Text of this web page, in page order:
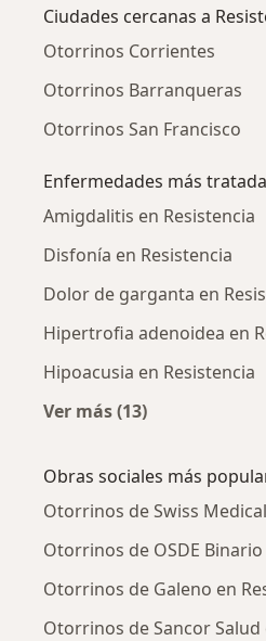
Ciudades cercanas a
Otorrinos Corrientes
Otorrinos Barranqueras
Otorrinos San Francisco
Enfermedades más
Amigdalitis en Resistencia
Disfonía en Resistencia
Dolor de garganta en
Hipertrofia adenoidea en
Hipoacusia en Resistencia
Ver más (13)
Obras sociales más
Otorrinos de Swiss
Otorrinos de OSDE
Otorrinos de Galeno en
Otorrinos de Sancor Salud